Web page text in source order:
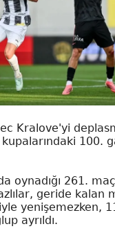
Kralove'yi
100.
oynadığı 261.
geride kalan
yenişemezken,
ayrıldı.